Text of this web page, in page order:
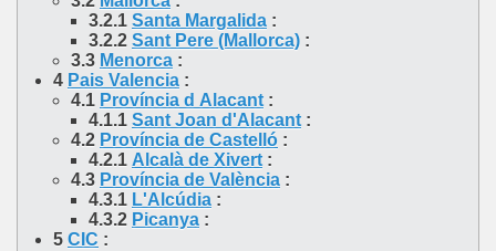
3.2.1 Santa Margalida :
3.2.2 Sant Pere (Mallorca) :
3.3 Menorca :
4 Pais Valencia :
4.1 Província d Alacant :
4.1.1 Sant Joan d'Alacant :
4.2 Província de Castelló :
4.2.1 Alcalà de Xivert :
4.3 Província de València :
4.3.1 L'Alcúdia :
4.3.2 Picanya :
5 CIC :